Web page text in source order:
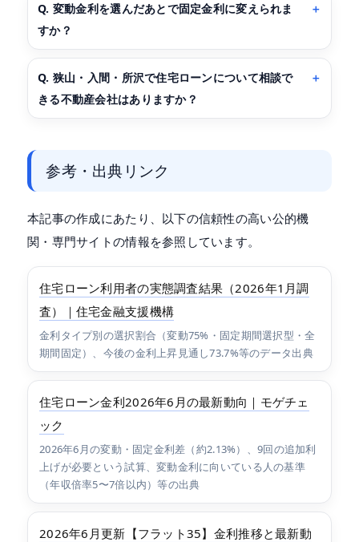
Q. 変動金利を選んだあとで固定金利に変えられま
すか？
Q. 狭山・入間・所沢で住宅ローンについて相談で
きる不動産会社はありますか？
参考・出典リンク
本記事の作成にあたり、以下の信頼性の高い公的機
関・専門サイトの情報を参照しています。
住宅ローン利用者の実態調査結果（2026年1月調
査）｜住宅金融支援機構
金利タイプ別の選択割合（変動75%・固定期間選択型・全
期間固定）、今後の金利上昇見通し73.7%等のデータ出典
住宅ローン金利2026年6月の最新動向｜モゲチェ
ック
2026年6月の変動・固定金利差（約2.13%）、9回の追加利
上げが必要という試算、変動金利に向いている人の基準
（年収倍率5〜7倍以内）等の出典
2026年6月更新【フラット35】金利推移と最新動